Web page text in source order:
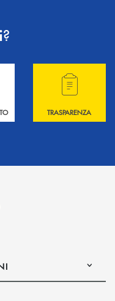
?
informazioni? Contattaci !
Hai bisogno di
TRASPARENZA